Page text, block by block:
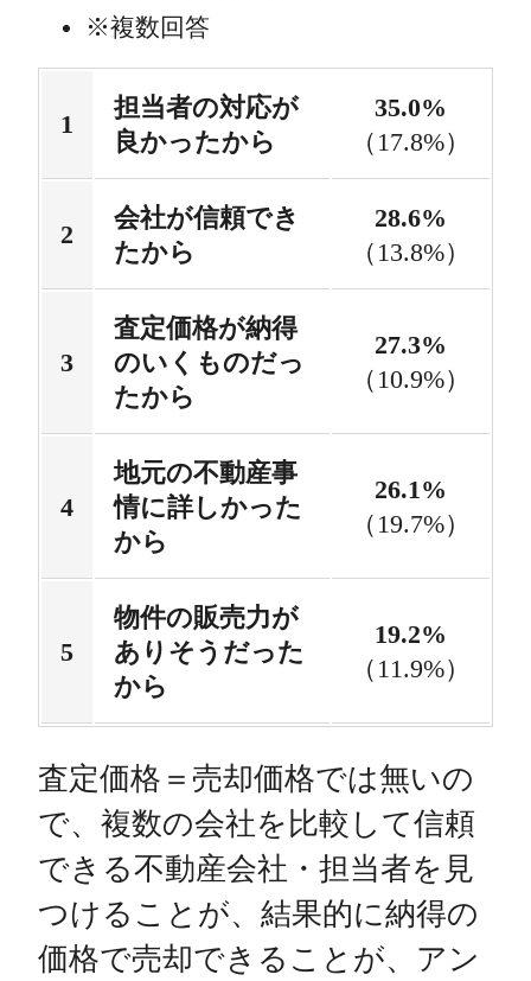
複数回答
担当者の対応が
良かったから
35.0%
（17.8%）
会社が信頼でき
たから
28.6%
（13.8%）
査定価格が納得
のいくものだっ
たから
27.3%
（10.9%）
地元の不動産事
情に詳しかった
から
26.1%
（19.7%）
物件の販売力が
ありそうだった
から
19.2%
（11.9%）
査定価格＝売却価格では無いの
で、複数の会社を比較して信頼
できる不動産会社・担当者を見
つけることが、結果的に納得の
価格で売却できることが、アン